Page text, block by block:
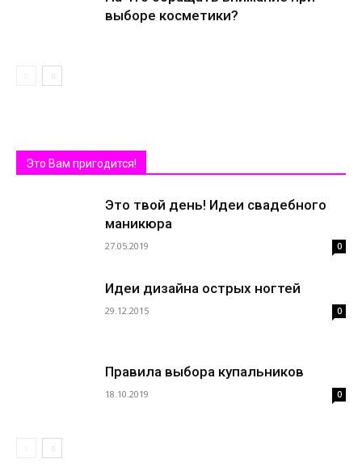
выборе косметики?
Это Вам пригодится!
Это твой день! Идеи свадебного
маникюра
27.05.2019 0
Идеи дизайна острых ногтей
29.12.2015 0
Правила выбора купальников
18.10.2019 0